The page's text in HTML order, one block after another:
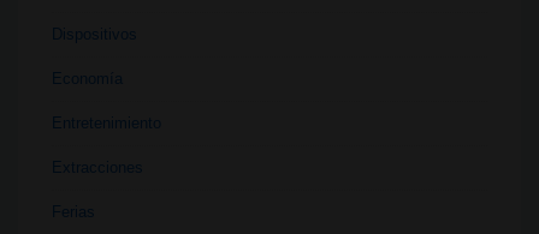
Dispositivos
Economía
Entretenimiento
Extracciones
Ferias